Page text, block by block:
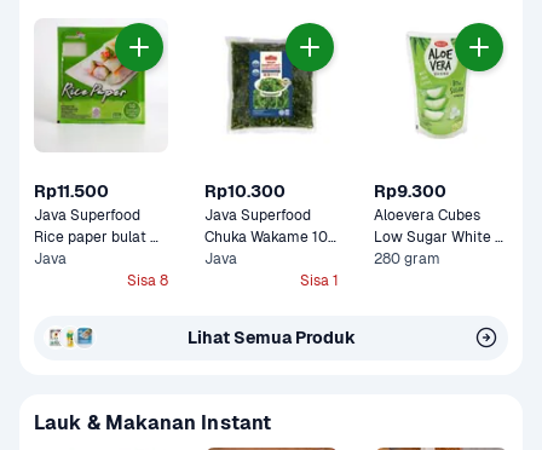
Rp11.500
Java Superfood
Rice paper bulat
100 gram
Java
Sisa 8
Rp10.300
Java Superfood
Chuka Wakame 100
gram
Java
Sisa 1
Rp9.300
Aloevera Cubes
Low Sugar White
280 gram
Lihat Semua Produk
Lauk & Makanan Instant